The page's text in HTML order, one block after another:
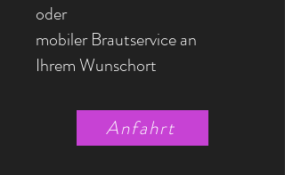
oder
mobiler Brautservice an
Ihrem Wunschort
Anfahrt